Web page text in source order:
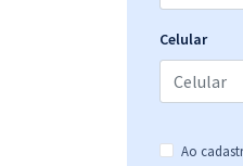
Celular
Ao